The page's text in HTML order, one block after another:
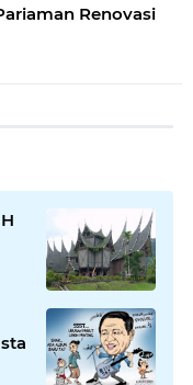
Renovasi